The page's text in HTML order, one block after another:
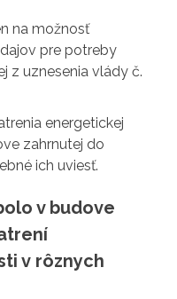
na možnosť
pre potreby
z uznesenia vlády č.
energetickej
zahrnutej do
ich uviesť.
v budove
v rôznych